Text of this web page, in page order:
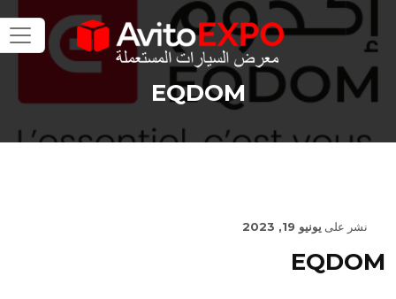
EQDOM
نشر على يونيو 19, 2023
EQDOM